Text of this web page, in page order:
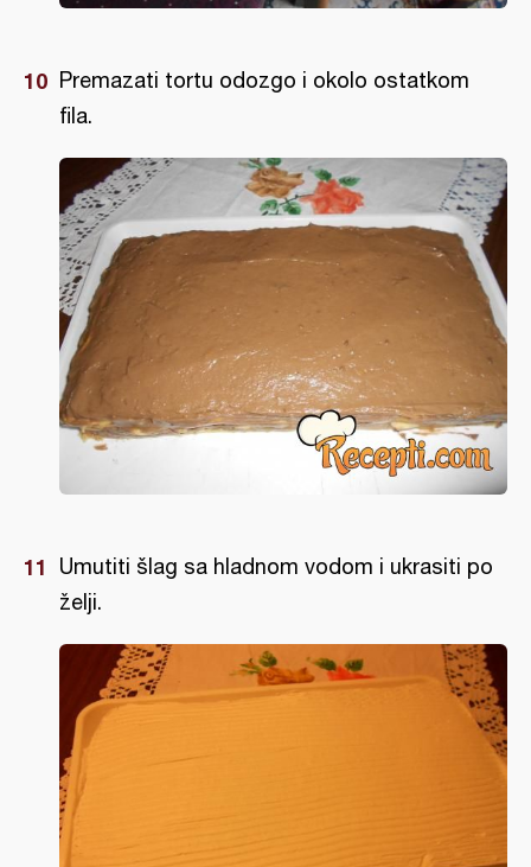
Premazati tortu odozgo i okolo ostatkom
fila.
Umutiti šlag sa hladnom vodom i ukrasiti po
želji.